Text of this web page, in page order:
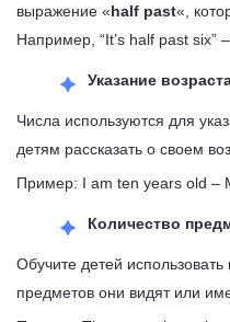
выражение «half past«,
Например, “It’s half past six”
Указание
Числа используются для
детям рассказать о своем
Пример: I am ten years old –
Количество
Обучите детей
предметов они видят или